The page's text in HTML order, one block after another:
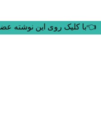
👈با کلیک روی این نوشته